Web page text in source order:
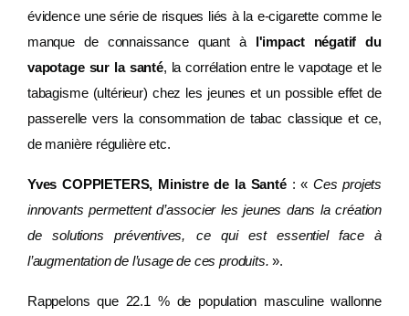
évidence une série de risques liés à la e-cigarette comme le
manque de connaissance quant à
l'impact négatif du
vapotage sur la santé, la corrélation entre le vapotage et le
tabagisme (ultérieur) chez les jeunes et un possible effet de
passerelle vers la consommation de tabac classique et ce,
de manière régulière etc.
Yves COPPIETERS, Ministre de la Santé: « Ces projets
innovants permettent d’associer les jeunes dans la création
de solutions préventives, ce qui est essentiel face à
l’augmentation de l’usage de ces produits. ».
Rappelons que 22.1 % de population masculine wallonne